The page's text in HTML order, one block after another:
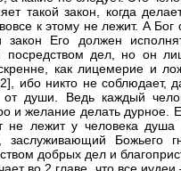
такой закон, когда
к этому не лежит. А Бог
закон Его должен
посредством дел, но он
как лицемерие и
ибо никто не соблюдает,
от души. Ведь каждый
и желание делать дурное.
не лежит у человека душа
заслуживающий Божьего
добрых дел и